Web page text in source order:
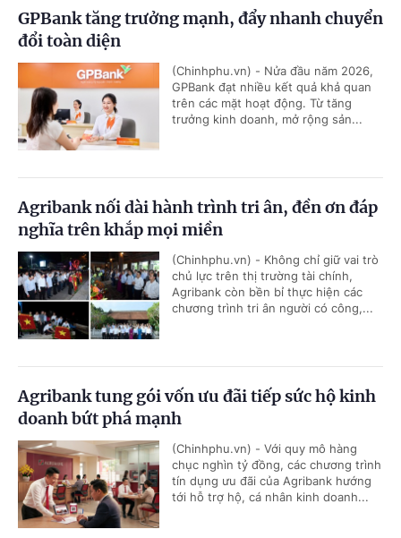
GPBank tăng trưởng mạnh, đẩy nhanh chuyển
đổi toàn diện
(Chinhphu.vn) - Nửa đầu năm 2026,
GPBank đạt nhiều kết quả khả quan
trên các mặt hoạt động. Từ tăng
trưởng kinh doanh, mở rộng sản...
Agribank nối dài hành trình tri ân, đền ơn đáp
nghĩa trên khắp mọi miền
(Chinhphu.vn) - Không chỉ giữ vai trò
chủ lực trên thị trường tài chính,
Agribank còn bền bỉ thực hiện các
chương trình tri ân người có công,...
Agribank tung gói vốn ưu đãi tiếp sức hộ kinh
doanh bứt phá mạnh
(Chinhphu.vn) - Với quy mô hàng
chục nghìn tỷ đồng, các chương trình
tín dụng ưu đãi của Agribank hướng
tới hỗ trợ hộ, cá nhân kinh doanh...